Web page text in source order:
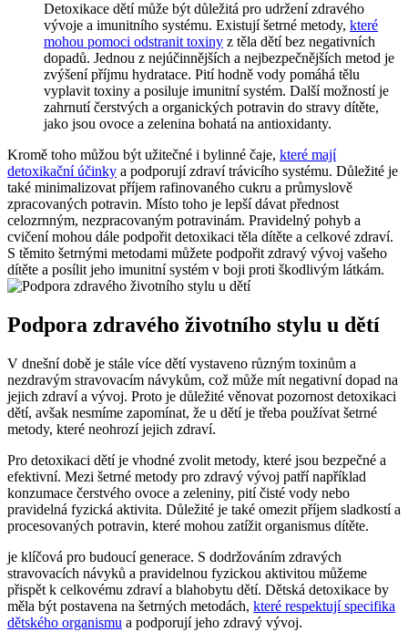
Detoxikace dětí může být důležitá pro udržení zdravého
vývoje a imunitního systému. Existují šetrné metody, které
mohou pomoci odstranit toxiny z těla dětí bez negativních
dopadů. Jednou z nejúčinnějších a nejbezpečnějších metod je
zvýšení příjmu hydratace. Pití hodně vody pomáhá tělu
vyplavit toxiny a posiluje imunitní systém. Další možností je
zahrnutí čerstvých a organických potravin do stravy dítěte,
jako jsou ovoce a zelenina bohatá na antioxidanty.
Kromě toho můžou být užitečné i bylinné čaje, které mají
detoxikační účinky a podporují zdraví trávicího systému. Důležité je
také minimalizovat příjem rafinovaného cukru a průmyslově
zpracovaných potravin. Místo toho je lepší dávat přednost
celozrnným, nezpracovaným potravinám. Pravidelný pohyb a
cvičení mohou dále podpořit detoxikaci těla dítěte a celkové zdraví.
S těmito šetrnými metodami můžete podpořit zdravý vývoj vašeho
dítěte a posílit jeho imunitní systém v boji proti škodlivým látkám.
Podpora zdravého životního stylu u dětí
V dnešní době je stále více dětí vystaveno různým toxinům a
nezdravým stravovacím návykům, což může mít negativní dopad na
jejich zdraví a vývoj. Proto je důležité věnovat pozornost detoxikaci
dětí, avšak nesmíme zapomínat, že u dětí je třeba používat šetrné
metody, které neohrozí jejich zdraví.
Pro detoxikaci dětí je vhodné zvolit metody, které jsou bezpečné a
efektivní. Mezi šetrné metody pro zdravý vývoj patří například
konzumace čerstvého ovoce a zeleniny, pití čisté vody nebo
pravidelná fyzická aktivita. Důležité je také omezit příjem sladkostí a
procesovaných potravin, které mohou zatížit organismus dítěte.
je klíčová pro budoucí generace. S dodržováním zdravých
stravovacích návyků a pravidelnou fyzickou aktivitou můžeme
přispět k celkovému zdraví a blahobytu dětí. Dětská detoxikace by
měla být postavena na šetrných metodách, které respektují specifika
dětského organismu a podporují jeho zdravý vývoj.